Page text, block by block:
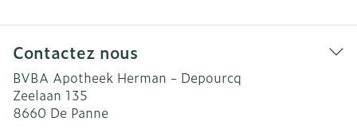
Contactez nous
BVBA Apotheek Herman - Depourcq
Zeelaan 135
8660 De Panne